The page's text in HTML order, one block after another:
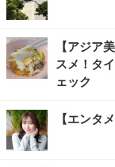
【アジア
スメ！タ
ェック
【エンタ